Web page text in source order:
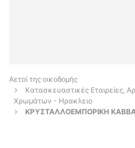
Αετοί της οικοδομής
Κατασκευαστικές Εταιρείες,
Χρωμάτων - Ηρακλειο
ΚΡΥΣΤΑΛΛΟΕΜΠΟΡΙΚΗ